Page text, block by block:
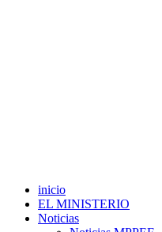
inicio
EL MINISTERIO
Noticias